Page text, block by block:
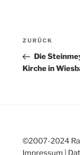
Vorheriger
Beitrag
ZURÜCK
Die
Kirche in
©2007-2024
Impressum